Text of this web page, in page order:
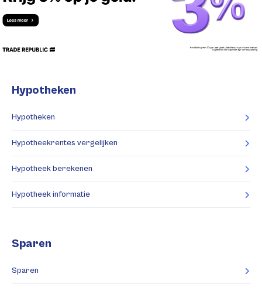
Hypotheken
Hypotheken
Hypotheekrentes vergelijken
Hypotheek berekenen
Hypotheek informatie
Sparen
Sparen